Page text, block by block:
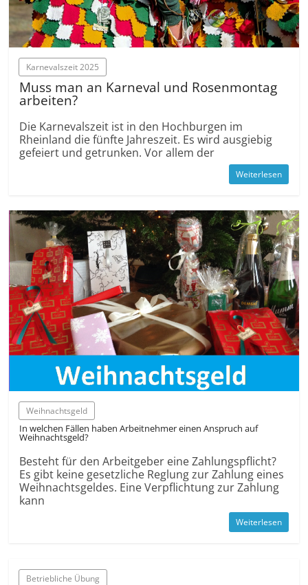
Karnevalszeit 2025
Muss man an Karneval und Rosenmontag
arbeiten?
Die Karnevalszeit ist in den Hochburgen im
Rheinland die fünfte Jahreszeit. Es wird ausgiebig
gefeiert und getrunken. Vor allem der
Weiterlesen
Weihnachts­geld
In welchen Fällen haben Arbeit­nehmer einen Anspruch auf
Weihnachts­geld?
Besteht für den Arbeitgeber eine Zahlungs­pflicht?
Es gibt keine gesetzliche Reglung zur Zahlung eines
Weihnachts­geldes. Eine Verpflichtung zur Zahlung
kann
Weiterlesen
Betrieb­liche Übung